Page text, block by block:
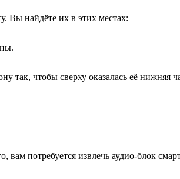
Вы найдёте их в этих местах:
так, чтобы сверху оказалась её
потребуется извлечь аудио-блок